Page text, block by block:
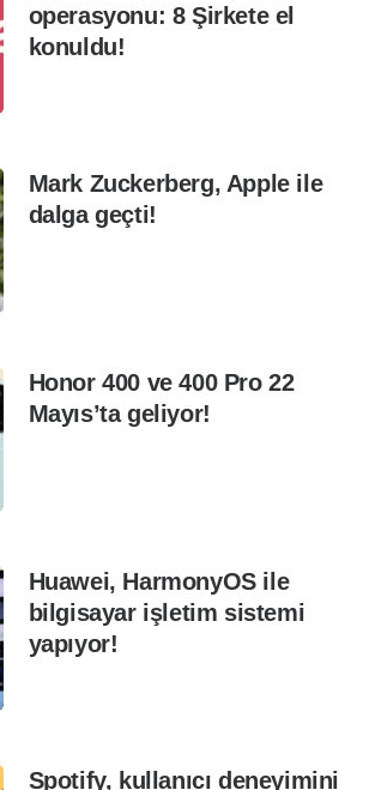
operasyonu: 8 Şirkete el
konuldu!
Mark Zuckerberg, Apple ile
dalga geçti!
Honor 400 ve 400 Pro 22
Mayıs’ta geliyor!
Huawei, HarmonyOS ile
bilgisayar işletim sistemi
yapıyor!
Spotify, kullanıcı deneyimini